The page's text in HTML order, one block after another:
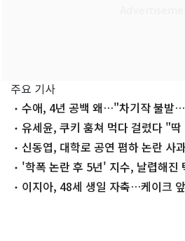
주요 기사
수애, 4년 공백 왜…"차기작 불발…
다"유세윤, 쿠키 훔쳐 먹다 걸렸다 "
신동엽, 대학로 공연 폄하 논란 사
'학폭 논란 후 5년' 지수, 날렵해
황 이지아, 48세 생일 자축…케이크